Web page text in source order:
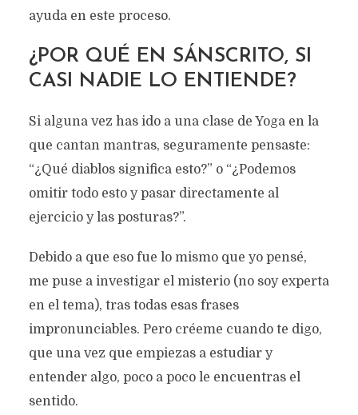
ayuda en este proceso.
¿POR QUÉ EN SÁNSCRITO, SI
CASI NADIE LO ENTIENDE?
Si alguna vez has ido a una clase de Yoga en la
que cantan mantras, seguramente pensaste:
“¿Qué diablos significa esto?” o “¿Podemos
omitir todo esto y pasar directamente al
ejercicio y las posturas?”.
Debido a que eso fue lo mismo que yo pensé,
me puse a investigar el misterio (no soy experta
en el tema), tras todas esas frases
impronunciables. Pero créeme cuando te digo,
que una vez que empiezas a estudiar y
entender algo, poco a poco le encuentras el
sentido.